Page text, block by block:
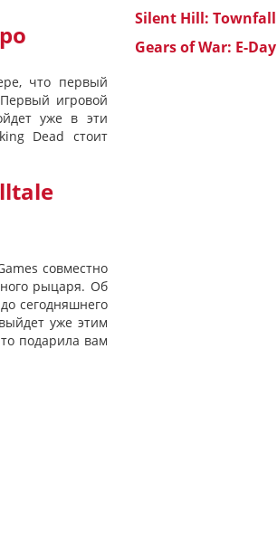
Silent Hill: Townfall
Gears of War: E-Day
что первый
игровой
уже в эти
Dead стоит
совместно
рыцаря. Об
сегодняшнего
уже этим
подарила вам